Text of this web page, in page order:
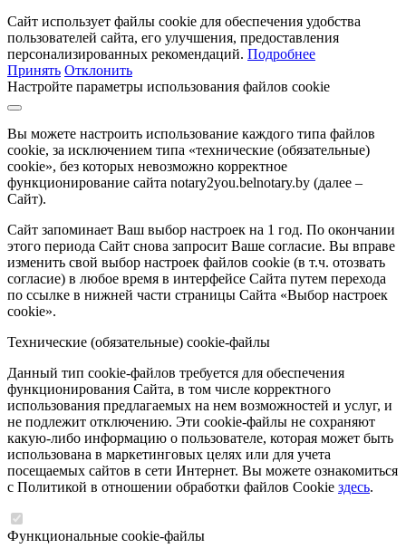
Сайт использует файлы cookie для обеспечения удобства
пользователей сайта, его улучшения, предоставления
персонализированных рекомендаций. Подробнее
Принять Отклонить
Настройте параметры использования файлов cookie
Вы можете настроить использование каждого типа файлов
cookie, за исключением типа «технические (обязательные)
cookie», без которых невозможно корректное
функционирование сайта notary2you.belnotary.by (далее –
Сайт).
Сайт запоминает Ваш выбор настроек на 1 год. По окончании
этого периода Сайт снова запросит Ваше согласие. Вы вправе
изменить свой выбор настроек файлов cookie (в т.ч. отозвать
согласие) в любое время в интерфейсе Сайта путем перехода
по ссылке в нижней части страницы Сайта «Выбор настроек
cookie».
Технические (обязательные) cookie-файлы
Данный тип cookie-файлов требуется для обеспечения
функционирования Сайта, в том числе корректного
использования предлагаемых на нем возможностей и услуг, и
не подлежит отключению. Эти cookie-файлы не сохраняют
какую-либо информацию о пользователе, которая может быть
использована в маркетинговых целях или для учета
посещаемых сайтов в сети Интернет. Вы можете ознакомиться
с Политикой в отношении обработки файлов Cookie здесь.
Функциональные cookie-файлы